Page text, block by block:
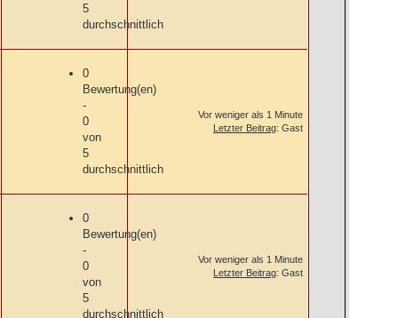
5
durchschnittlich
0
Bewertung(en)
-
0
von
5
durchschnittlich
Vor weniger als 1 Minute
Letzter Beitrag: Gast
0
Bewertung(en)
-
0
von
5
durchschnittlich
Vor weniger als 1 Minute
Letzter Beitrag: Gast